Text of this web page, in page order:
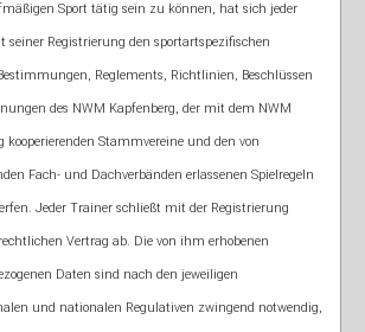
Sport tätig sein zu können, hat sich jeder
seiner Registrierung den sportartspezifischen
Reglements, Richtlinien, Beschlüssen
des NWM Kapfenberg, der mit dem NWM
kooperierenden Stammvereine und den von
Fach- und Dachverbänden erlassenen Spielregeln
Jeder Trainer schließt mit der Registrierung
Vertrag ab. Die von ihm erhobenen
Daten sind nach den jeweiligen
und nationalen Regulativen zwingend notwendig,